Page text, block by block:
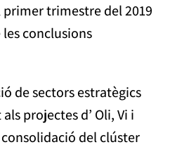
trimestre del 2019
conclusions
de sectors estratègics
projectes d’ Oli, Vi i
del clúster